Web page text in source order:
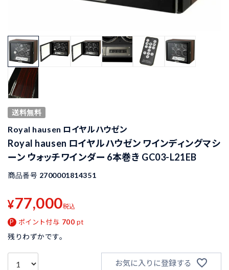
送料無料
Royal hausen ロイヤルハウゼン
Royal hausen ロイヤルハウゼン ワインディングマシ
ーン ウォッチワインダー 6本巻き GC03-L21EB
商品番号 2700001814351
¥77,000税込
ポイント付与 700 pt
残りわずかです。
お気に入りに登録する